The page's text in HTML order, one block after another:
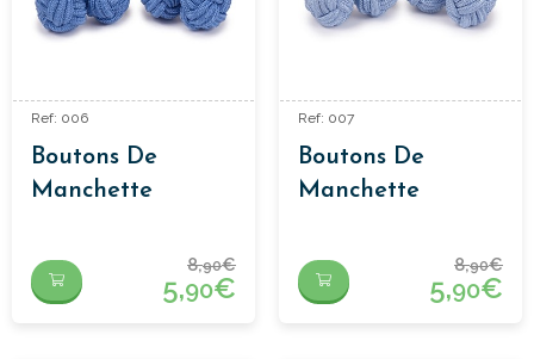
Ref: 006
Boutons De
Manchette
Bleu Clair
8,90€
5,90€
Ref: 007
Boutons De
Manchette
Céleste
8,90€
5,90€